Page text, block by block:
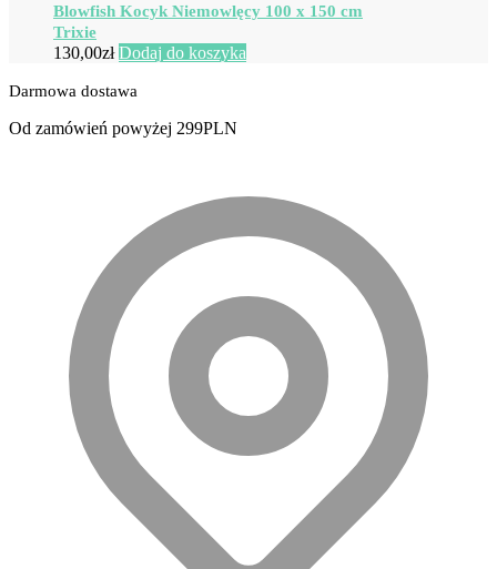
Blowfish Kocyk Niemowlęcy 100 x 150 cm
Trixie
130,00zł Dodaj do koszyka
Darmowa dostawa
Od zamówień powyżej 299PLN